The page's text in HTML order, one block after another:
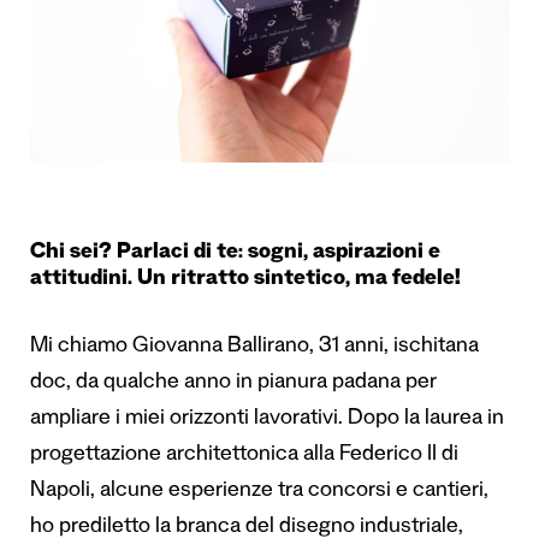
Chi sei? Parlaci di te: sogni, aspirazioni e
attitudini. Un ritratto sintetico, ma fedele!
Mi chiamo Giovanna Ballirano, 31 anni, ischitana
doc, da qualche anno in pianura padana per
ampliare i miei orizzonti lavorativi. Dopo la laurea in
progettazione architettonica alla Federico II di
Napoli, alcune esperienze tra concorsi e cantieri,
ho prediletto la branca del disegno industriale,